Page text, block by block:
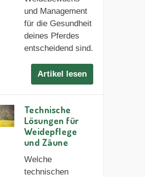
und Management
für die Gesundheit
deines Pferdes
entscheidend sind.
Artikel lesen
Technische
Lösungen für
Weidepflege
und Zäune
Welche
technischen